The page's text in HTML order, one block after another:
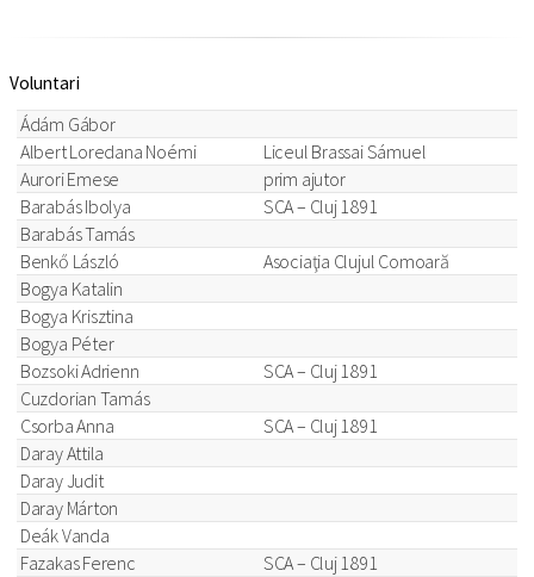
Voluntari
Ádám Gábor
Albert Loredana Noémi
Liceul Brassai Sámuel
Aurori Emese
prim ajutor
Barabás Ibolya
SCA – Cluj 1891
Barabás Tamás
Benkő László
Asociaţia Clujul Comoară
Bogya Katalin
Bogya Krisztina
Bogya Péter
Bozsoki Adrienn
SCA – Cluj 1891
Cuzdorian Tamás
Csorba Anna
SCA – Cluj 1891
Daray Attila
Daray Judit
Daray Márton
Deák Vanda
Fazakas Ferenc
SCA – Cluj 1891